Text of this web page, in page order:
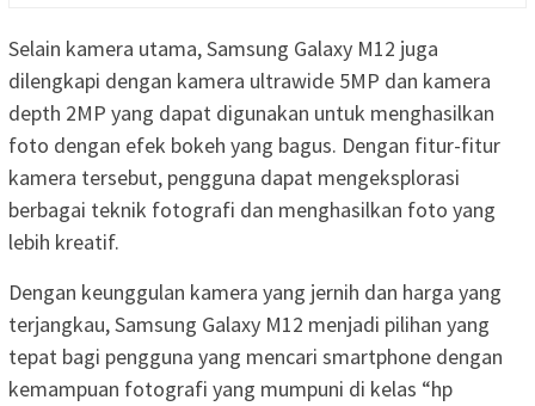
Selain kamera utama, Samsung Galaxy M12 juga
dilengkapi dengan kamera ultrawide 5MP dan kamera
depth 2MP yang dapat digunakan untuk menghasilkan
foto dengan efek bokeh yang bagus. Dengan fitur-fitur
kamera tersebut, pengguna dapat mengeksplorasi
berbagai teknik fotografi dan menghasilkan foto yang
lebih kreatif.
Dengan keunggulan kamera yang jernih dan harga yang
terjangkau, Samsung Galaxy M12 menjadi pilihan yang
tepat bagi pengguna yang mencari smartphone dengan
kemampuan fotografi yang mumpuni di kelas “hp